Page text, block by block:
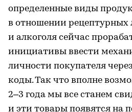
определенные виды
в отношении рецептурных
и алкоголя сейчас
инициативы ввести
личности покупателя
коды. Так что вполне
2–3 года мы все станем
и эти товары появятся на